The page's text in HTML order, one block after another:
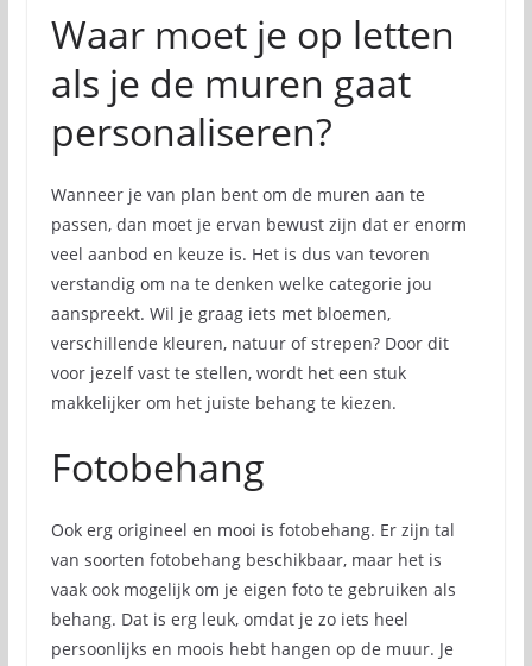
Waar moet je op letten
als je de muren gaat
personaliseren?
Wanneer je van plan bent om de muren aan te
passen, dan moet je ervan bewust zijn dat er enorm
veel aanbod en keuze is. Het is dus van tevoren
verstandig om na te denken welke categorie jou
aanspreekt. Wil je graag iets met bloemen,
verschillende kleuren, natuur of strepen? Door dit
voor jezelf vast te stellen, wordt het een stuk
makkelijker om het juiste behang te kiezen.
Fotobehang
Ook erg origineel en mooi is fotobehang. Er zijn tal
van soorten fotobehang beschikbaar, maar het is
vaak ook mogelijk om je eigen foto te gebruiken als
behang. Dat is erg leuk, omdat je zo iets heel
persoonlijks en moois hebt hangen op de muur. Je